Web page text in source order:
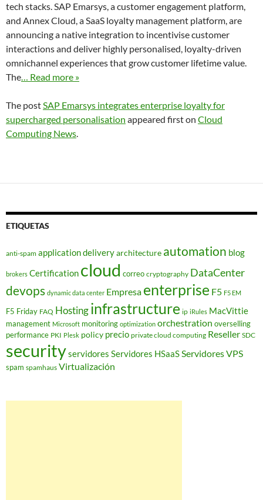
tech stacks. SAP Emarsys, a customer engagement platform,
and Annex Cloud, a SaaS loyalty management platform, are
announcing a native integration to incentivise customer
interactions and deliver highly personalised, loyalty-driven
omnichannel experiences that grow customer lifetime value.
The… Read more »
The postSAP Emarsys integrates enterprise loyalty for
supercharged personalisation appeared first on Cloud
Computing News.
ETIQUETAS
anti-spam application deliveryarchitecture automation blog
brokers Certification cloud correo cryptography DataCenter
devops dynamic data center Empresa enterprise F5 F5 EM
F5 Friday FAQ Hostinginfrastructure ip iRules MacVittie
management Microsoft monitoring optimization orchestration overselling
performance PKI Plesk policy precio private cloud computing Reseller SDC
securityservidores Servidores HSaaSServidores VPS
spam spamhaus Virtualización